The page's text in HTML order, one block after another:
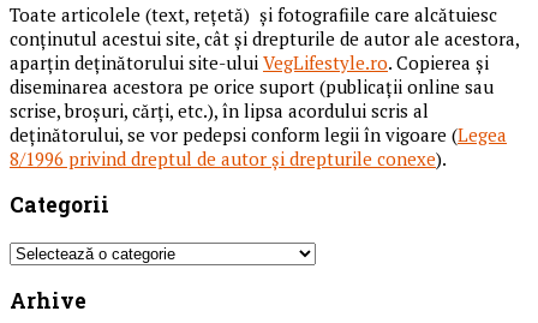
Toate articolele (text, reţetă) și fotografiile care alcătuiesc
conținutul acestui site, cât și drepturile de autor ale acestora,
aparțin deținătorului site-ului VegLifestyle.ro. Copierea și
diseminarea acestora pe orice suport (publicații online sau
scrise, broșuri, cărți, etc.), în lipsa acordului scris al
deținătorului, se vor pedepsi conform legii în vigoare (Legea
8/1996 privind dreptul de autor și drepturile conexe).
Categorii
Categorii
Arhive